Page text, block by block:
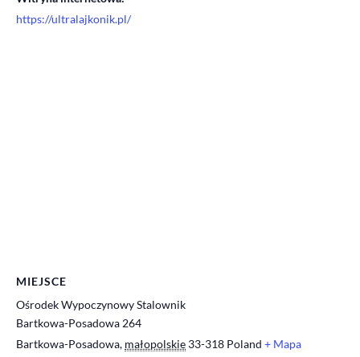
https://ultralajkonik.pl/
MIEJSCE
Ośrodek Wypoczynowy Stalownik
Bartkowa-Posadowa 264
Bartkowa-Posadowa, małopolskie 33-318 Poland + Mapa